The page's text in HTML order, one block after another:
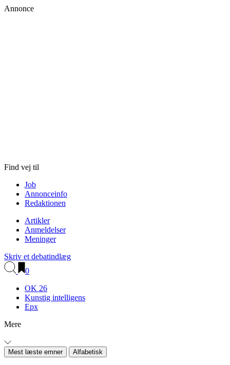
Annonce
Find vej til
Job
Annonceinfo
Redaktionen
Artikler
Anmeldelser
Meninger
Skriv et debatindlæg
0
OK 26
Kunstig intelligens
Epx
Mere
Mest læste emner Alfabetisk